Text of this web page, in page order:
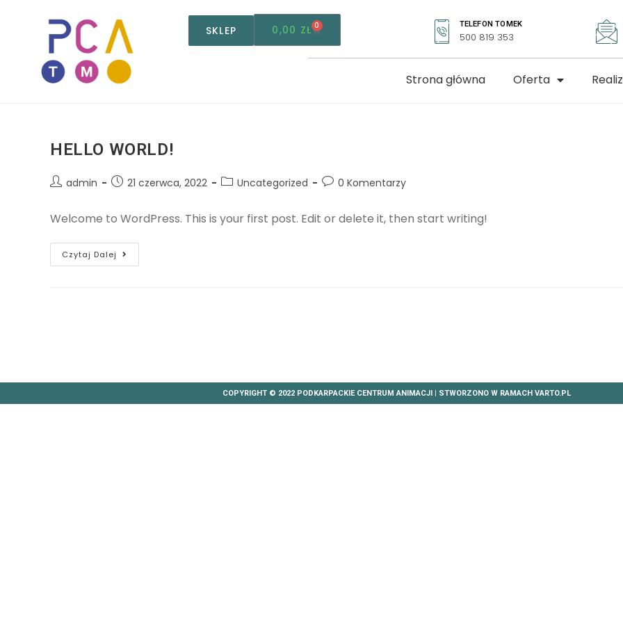
SKLEP 0,00 ZŁ 0 TELEFON TOMEK
500 819 353
Strona główna Oferta
HELLO WORLD!
admin 21 czerwca, 2022 Uncategorized 0 Komentarzy
Welcome to WordPress. This is your first post. Edit or delete it, then start writing!
Czytaj Dalej
COPYRIGHT © 2022 PODKARPACKIE CENTRUM ANIMACJI | STWORZONO W RAMACH VARTO.PL